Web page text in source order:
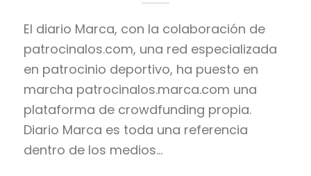
El diario Marca, con la colaboración de
patrocinalos.com, una red especializada
en patrocinio deportivo, ha puesto en
marcha patrocinalos.marca.com una
plataforma de crowdfunding propia.
Diario Marca es toda una referencia
dentro de los medios…